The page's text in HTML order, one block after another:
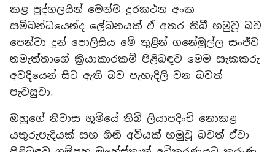
කළ පුද්ගලයින් මෙන්ම දුරකථන අංක
සම්බන්ධයෙන්ද ලේඛනයක් ඒ අතර තිබී හමුවූ බව
පෙන්වා දුන් පොලිසිය මේ තුළින් ගනේමුල්ල සංජීව
නමැත්තාගේ ක්‍රියාකාරකම් පිළිබඳව මෙම සැකකරු
අවදියෙන් සිට ඇති බව පැහැදිලි වන බවත්
පැවසුවා.
ඔහුගේ නිවාස භූමියේ තිබී ලියාපදිංචි නොකළ
යතුරුපැදියක් සහ ගිනි අවියක් හමුවූ බවත් ඒවා